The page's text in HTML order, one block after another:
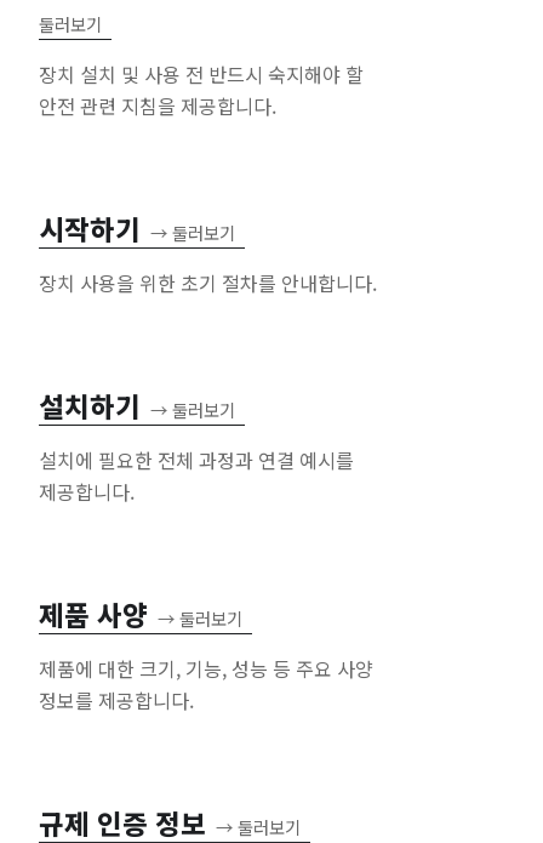
둘러보기
장치 설치 및 사용 전 반드시 숙지해야 할
안전 관련 지침을 제공합니다.
시작하기 →둘러보기
장치 사용을 위한 초기 절차를 안내합니다.
설치하기 →둘러보기
설치에 필요한 전체 과정과 연결 예시를
제공합니다.
제품 사양 →둘러보기
제품에 대한 크기, 기능, 성능 등 주요 사양
정보를 제공합니다.
규제 인증 정보 →둘러보기